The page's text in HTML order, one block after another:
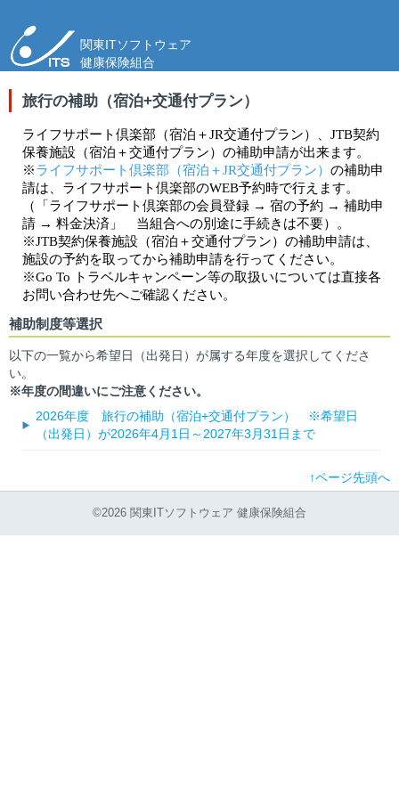
関東ITソフトウェア
健康保険組合
旅行の補助（宿泊+交通付プラン）
ライフサポート倶楽部（宿泊＋JR交通付プラン）、 JTB契約
保養施設（宿泊＋交通付プラン）の補助申請が出来ます。
※ライフサポート倶楽部（宿泊＋JR交通付プラン） の補助申
請は、ライフサポート倶楽部のWEB予約時で行えます。
（「ライフサポート倶楽部の会員登録 → 宿の予約 → 補助申
請 → 料金決済」 当組合への別途に手続きは不要）。
※JTB契約保養施設（宿泊＋交通付プラン）の補助申請は、
施設の予約を取ってから補助申請を行ってください。
※Go To トラベルキャンペーン等の取扱いについては直接各
お問い合わせ先へご確認ください。
補助制度等選択
以下の一覧から希望日（出発日）が属する年度を選択してくださ
い。
※年度の間違いにご注意ください。
2026年度 旅行の補助（宿泊+交通付プラン） ※希望日
（出発日）が2026年4月1日～2027年3月31日まで
↑ページ先頭へ
©2026 関東ITソフトウェア 健康保険組合